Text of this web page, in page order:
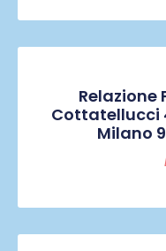
Relazione
Cottatellucci
Milano